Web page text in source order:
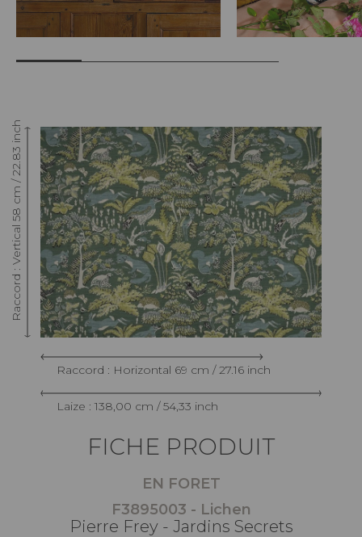
Raccord : Vertical 58 cm / 22.83 inch
Raccord : Horizontal 69 cm / 27.16 inch
Laize : 138,00 cm / 54,33 inch
FICHE PRODUIT
EN FORET
F3895003 - Lichen
Pierre Frey - Jardins Secrets